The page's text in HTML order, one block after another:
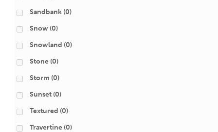
Sandbank (0)
Snow (0)
Snowland (0)
Stone (0)
Storm (0)
Sunset (0)
Textured (0)
Travertine (0)